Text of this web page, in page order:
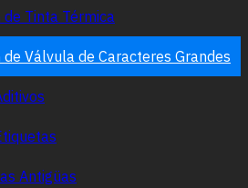
de Tinta Térmica
de Válvula de Caracteres Grandes
Antigüas